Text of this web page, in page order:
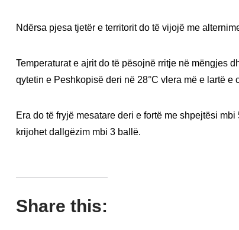
Ndërsa pjesa tjetër e territorit do të vijojë me
Temperaturat e ajrit do të pësojnë rritje në mëngjes
qytetin e Peshkopisë deri në 28°C vlera më e lartë e
Era do të fryjë mesatare deri e fortë me shpejtësi
krijohet dallgëzim mbi 3 ballë.
Share this: